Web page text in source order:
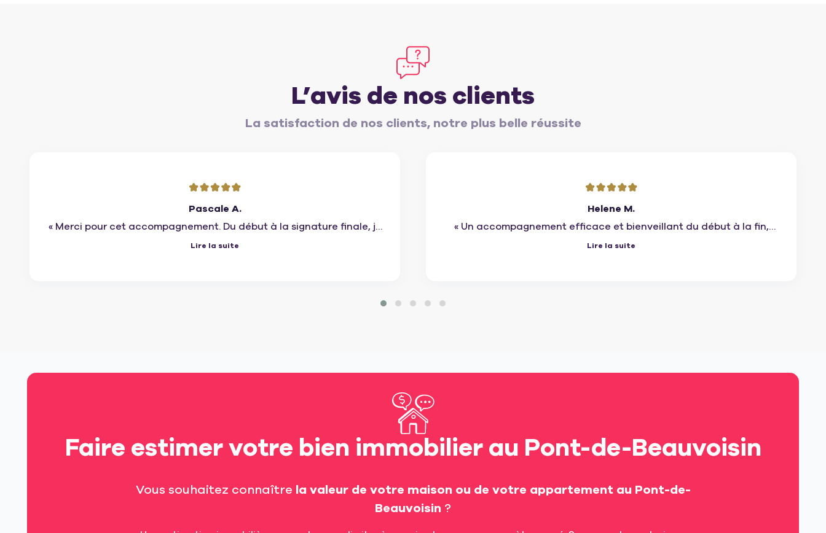
L’avis de nos clients
La satisfaction de nos clients, notre plus belle réussite
Pascale A.
« Merci pour cet accompagnement. Du début à la signature finale, je
ne peux que vous remercier pour la qualité de votre prestation et
Lire la suite
Helene M.
« Un accompagnement efficace et bienveillant du début à la fin,
jusqu'à la signature de l'acte de vente. A recommander. «
Lire la suite
Faire estimer votre bien immobilier au Pont-de-Beauvoisin
Vous souhaitez connaître la valeur de votre maison ou de votre appartement au Pont-de-
Beauvoisin ?